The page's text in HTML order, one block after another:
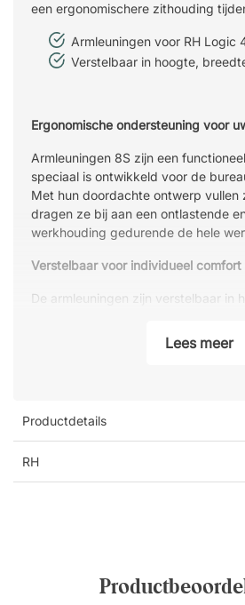
een ergonomischere zithouding
Armleuningen voor RH Logic
Verstelbaar in hoogte,
Ergonomische ondersteuning voor
Armleuningen 8S zijn een
speciaal is ontwikkeld voor de
Met hun doordachte ontwerp vullen
dragen ze bij aan een ontlastende
werkhouding gedurende de hele
Verstelbaar voor individueel comfort
De armleuningen zijn verstelbaar in
aan uw persoonlijke behoeften en
juiste ondersteuning te bieden aan
Lees meer
Productdetails
RH